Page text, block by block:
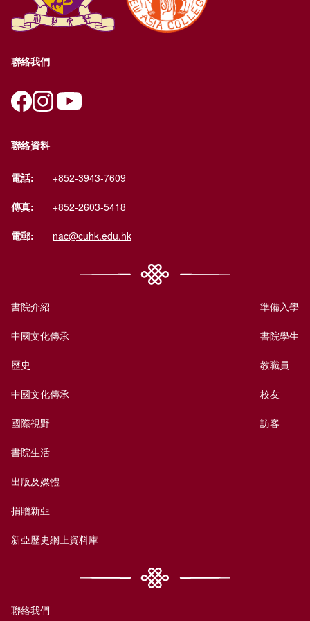
聯絡我們
聯絡資料
電話: +852-3943-7609
傳真: +852-2603-5418
電郵: nac@cuhk.edu.hk
書院介紹
中國文化傳承
歷史
中國文化傳承
國際視野
書院生活
出版及媒體
捐贈新亞
新亞歷史網上資料庫
準備入學
書院學生
教職員
校友
訪客
聯絡我們